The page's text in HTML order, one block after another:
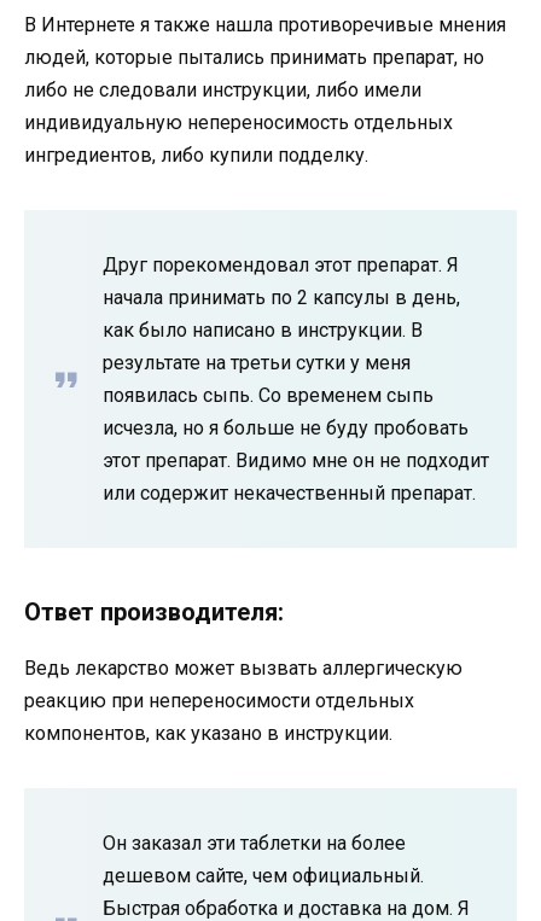
В Интернете я также нашла противоречивые мнения
людей, которые пытались принимать препарат, но
либо не следовали инструкции, либо имели
индивидуальную непереносимость отдельных
ингредиентов, либо купили подделку.
Друг порекомендовал этот препарат. Я
начала принимать по 2 капсулы в день,
как было написано в инструкции. В
результате на третьи сутки у меня
появилась сыпь. Со временем сыпь
исчезла, но я больше не буду пробовать
этот препарат. Видимо мне он не подходит
или содержит некачественный препарат.
Ответ производителя:
Ведь лекарство может вызвать аллергическую
реакцию при непереносимости отдельных
компонентов, как указано в инструкции.
Он заказал эти таблетки на более
дешевом сайте, чем официальный.
Быстрая обработка и доставка на дом. Я